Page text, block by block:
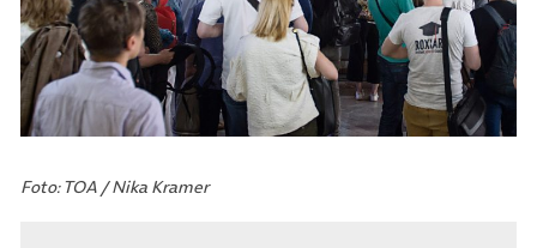
Foto: TOA / Nika Kramer